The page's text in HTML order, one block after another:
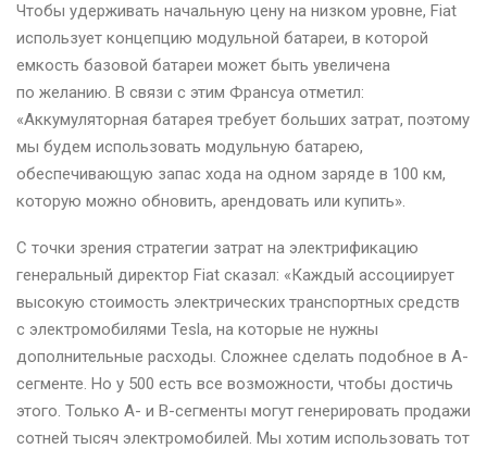
Чтобы удерживать начальную цену на низком уровне, Fiat
использует концепцию модульной батареи, в которой
емкость базовой батареи может быть увеличена
по желанию. В связи с этим Франсуа отметил:
«Аккумуляторная батарея требует больших затрат, поэтому
мы будем использовать модульную батарею,
обеспечивающую запас хода на одном заряде в 100 км,
которую можно обновить, арендовать или купить».
С точки зрения стратегии затрат на электрификацию
генеральный директор Fiat сказал: «Каждый ассоциирует
высокую стоимость электрических транспортных средств
с электромобилями Tesla, на которые не нужны
дополнительные расходы. Сложнее сделать подобное в А-
сегменте. Но у 500 есть все возможности, чтобы достичь
этого. Только A- и B-сегменты могут генерировать продажи
сотней тысяч электромобилей. Мы хотим использовать тот